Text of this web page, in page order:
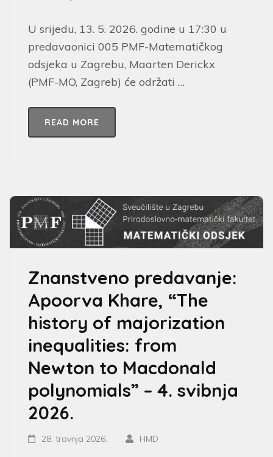
U srijedu, 13. 5. 2026. godine u 17:30 u
predavaonici 005 PMF-Matematičkog
odsjeka u Zagrebu, Maarten Derickx
(PMF-MO, Zagreb) će održati …
READ MORE
Znanstveno predavanje:
Apoorva Khare, “The
history of majorization
inequalities: from
Newton to Macdonald
polynomials” – 4. svibnja
2026.
28. travnja 2026. HMD